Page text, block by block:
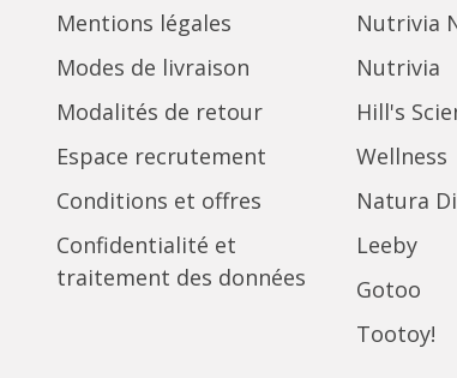
Mentions légales
Modes de livraison
Modalités de retour
Espace recrutement
Conditions et offres
Confidentialité et
traitement des données
Nutrivia
Nutrivia
Hill's
Wellness
Natura
Leeby
Gotoo
Tootoy!